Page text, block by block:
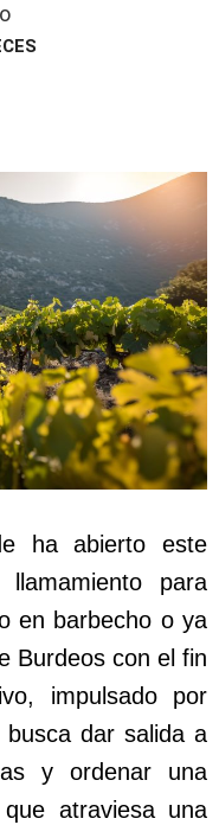
ha abierto este
para
en barbecho o ya
Burdeos con el fin
impulsado por
dar salida a
y ordenar una
atraviesa una